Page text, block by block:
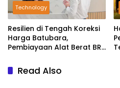
Technology
Resilien di Tengah Koreksi
Harga Batubara,
Pembiayaan Alat Berat BRI
Read Also